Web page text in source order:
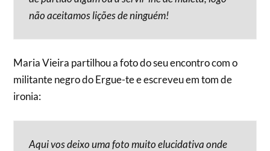
não aceitamos lições de ninguém!
Maria Vieira partilhou a foto do seu encontro com o
militante negro do Ergue-te e escreveu em tom de
ironia:
Aqui vos deixo uma foto muito elucidativa onde